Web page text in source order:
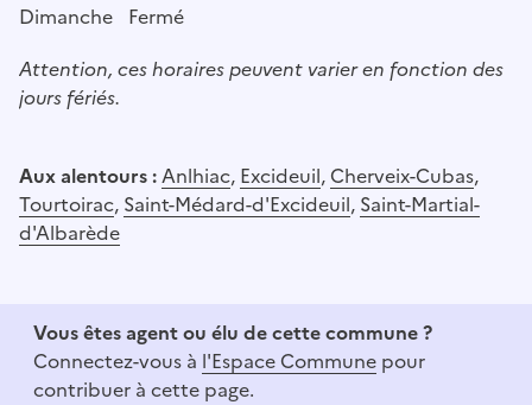
Dimanche Fermé
Attention, ces horaires peuvent varier en fonction des
jours fériés.
Aux alentours :Anlhiac, Excideuil, Cherveix-Cubas,
Tourtoirac, Saint-Médard-d'Excideuil, Saint-Martial-
d'Albarède
Vous êtes agent ou élu de cette commune ?
Connectez-vous à l'Espace Commune pour
contribuer à cette page.